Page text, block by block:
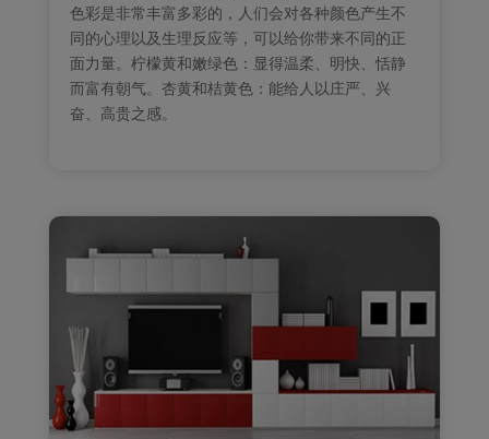
色彩是非常丰富多彩的，人们会对各种颜色产生不
同的心理以及生理反应等，可以给你带来不同的正
面力量。柠檬黄和嫩绿色：显得温柔、明快、恬静
而富有朝气。杏黄和桔黄色：能给人以庄严、兴
奋、高贵之感。